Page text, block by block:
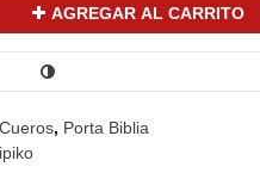
AGREGAR AL CARRITO
Cueros, Porta Biblia